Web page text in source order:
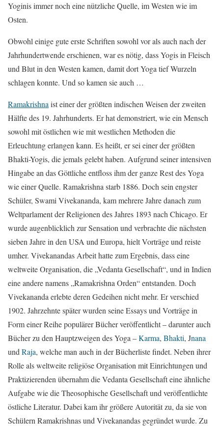
Yoginis immer noch eine nützliche Quelle, im Westen wie im
Osten.
Obwohl einige gute erste Schriften sowohl vor als auch nach der
Jahrhundertwende erschienen, war es nötig, dass Yogis in Fleisch
und Blut in den Westen kamen, damit dort Yoga tief Wurzeln
schlagen konnte. Und so kamen sie auch …
Ramakrishna ist einer der größten indischen Weisen der zweiten
Hälfte des 19. Jahrhunderts. Er hat demonstriert, wie ein Mensch
sowohl mit östlichen wie mit westlichen Methoden die
Erleuchtung erlangen kann. Es heißt, er sei einer der größten
Bhakti-Yogis, die jemals gelebt haben. Aufgrund seiner intensiven
Hingabe an das Göttliche entfloss ihm der ganze Rest des Yoga
wie einer Quelle. Ramakrishna starb 1886. Doch sein engster
Schüler, Swami Vivekananda, kam mehrere Jahre danach zum
Weltparlament der Religionen des Jahres 1893 nach Chicago. Er
wurde augenblicklich zur Sensation und verbrachte die nächsten
sieben Jahre in den USA und Europa, hielt Vorträge und reiste
umher. Vivekanandas Arbeit hatte zum Ergebnis, dass eine
weltweite Organisation, die „Vedanta Gesellschaft“, und in Indien
eine andere namens „Ramakrishna Orden“ entstanden. Doch
Vivekananda erlebte deren Gedeihen nicht mehr. Er verschied
1902. Jahrzehnte später wurden seine Essays und Vorträge in
Form einer Reihe populärer Bücher veröffentlicht – darunter auch
Bücher zu den Hauptzweigen des Yoga –Karma, Bhakti, Jnana
und Raja, welche man auch in der Bücherliste findet. Neben ihrer
Rolle als weltweite religiöse Organisation mit Einrichtungen und
Praktizierenden übernahm die Vedanta Gesellschaft eine ähnliche
Aufgabe wie die Theosophische Gesellschaft und veröffentlichte
östliche Literatur. Dabei kam ihr größere Autorität zu, da sie von
Schülern Ramakrishnas und Vivekanandas gegründet wurde. Zu